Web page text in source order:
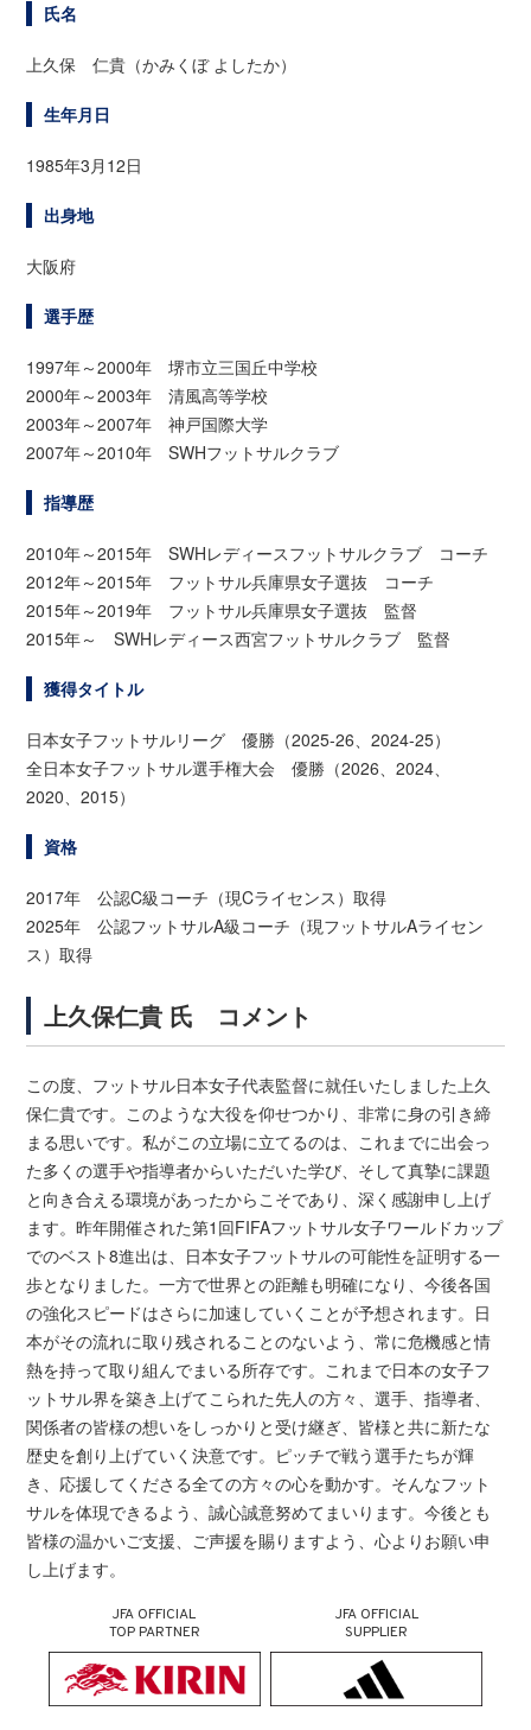
氏名
上久保 仁貴（かみくぼ よしたか）
生年月日
1985年3月12日
出身地
大阪府
選手歴
1997年～2000年 堺市立三国丘中学校
2000年～2003年 清風高等学校
2003年～2007年 神戸国際大学
2007年～2010年 SWHフットサルクラブ
指導歴
2010年～2015年 SWHレディースフットサルクラブ コーチ
2012年～2015年 フットサル兵庫県女子選抜 コーチ
2015年～2019年 フットサル兵庫県女子選抜 監督
2015年～ SWHレディース西宮フットサルクラブ 監督
獲得タイトル
日本女子フットサルリーグ 優勝（2025-26、2024-25）
全日本女子フットサル選手権大会 優勝（2026、2024、
2020、2015）
資格
2017年 公認C級コーチ（現Cライセンス）取得
2025年 公認フットサルA級コーチ（現フットサルAライセン
ス）取得
上久保仁貴 氏 コメント
この度、フットサル日本女子代表監督に就任いたしました上久
保仁貴です。このような大役を仰せつかり、非常に身の引き締
まる思いです。私がこの立場に立てるのは、これまでに出会っ
た多くの選手や指導者からいただいた学び、そして真摯に課題
と向き合える環境があったからこそであり、深く感謝申し上げ
ます。昨年開催された第1回FIFAフットサル女子ワールドカップ
でのベスト8進出は、日本女子フットサルの可能性を証明する一
歩となりました。一方で世界との距離も明確になり、今後各国
の強化スピードはさらに加速していくことが予想されます。日
本がその流れに取り残されることのないよう、常に危機感と情
熱を持って取り組んでまいる所存です。これまで日本の女子フ
ットサル界を築き上げてこられた先人の方々、選手、指導者、
関係者の皆様の想いをしっかりと受け継ぎ、皆様と共に新たな
歴史を創り上げていく決意です。ピッチで戦う選手たちが輝
き、応援してくださる全ての方々の心を動かす。そんなフット
サルを体現できるよう、誠心誠意努めてまいります。今後とも
皆様の温かいご支援、ご声援を賜りますよう、心よりお願い申
し上げます。
JFA OFFICIAL
TOP PARTNER
JFA OFFICIAL
SUPPLIER